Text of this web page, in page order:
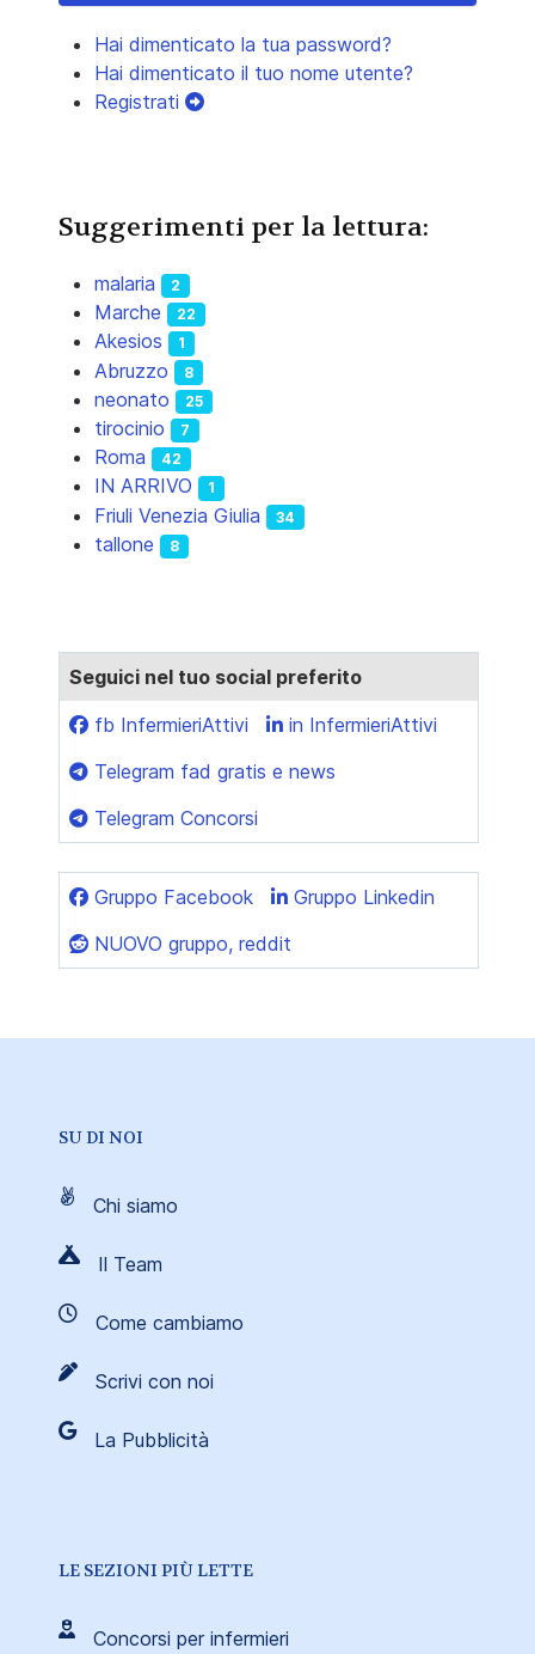
Hai dimenticato la tua password?
Hai dimenticato il tuo nome utente?
Registrati
Suggerimenti per la lettura:
malaria 2
Marche 22
Akesios 1
Abruzzo 8
neonato 25
tirocinio 7
Roma 42
IN ARRIVO 1
Friuli Venezia Giulia 34
tallone 8
Seguici nel tuo social preferito
fb InfermieriAttivi
in InfermieriAttivi
Telegram fad gratis e news
Telegram Concorsi
Gruppo Facebook
Gruppo Linkedin
NUOVO gruppo, reddit
SU DI NOI
Chi siamo
Il Team
Come cambiamo
Scrivi con noi
La Pubblicità
LE SEZIONI PIÙ LETTE
Concorsi per infermieri